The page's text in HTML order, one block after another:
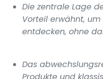
Die zentrale Lage
Vorteil erwähnt,
entdecken, ohne
Das
Produkte und